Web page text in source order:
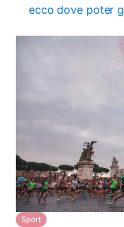
ecco dove poter
Sport